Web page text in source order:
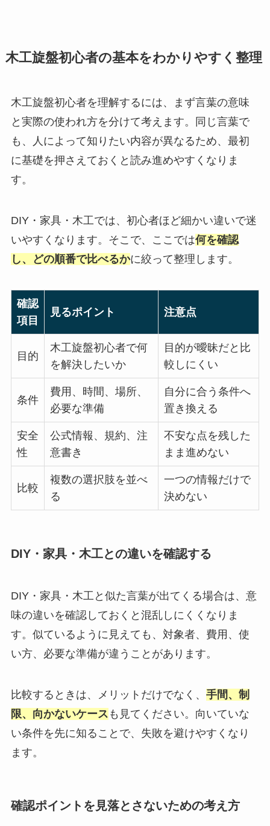
木工旋盤初心者の基本をわかりやすく整理
木工旋盤初心者を理解するには、まず言葉の意味
と実際の使われ方を分けて考えます。同じ言葉で
も、人によって知りたい内容が異なるため、最初
に基礎を押さえておくと読み進めやすくなりま
す。
DIY・家具・木工では、初心者ほど細かい違いで迷
いやすくなります。そこで、ここでは何を確認
し、どの順番で比べるかに絞って整理します。
確認
項目
見るポイント 注意点
目的
木工旋盤初心者で何
を解決したいか
目的が曖昧だと比
較しにくい
条件
費用、時間、場所、
必要な準備
自分に合う条件へ
置き換える
安全
性
公式情報、規約、注
意書き
不安な点を残した
まま進めない
比較
複数の選択肢を並べ
る
一つの情報だけで
決めない
DIY・家具・木工との違いを確認する
DIY・家具・木工と似た言葉が出てくる場合は、意
味の違いを確認しておくと混乱しにくくなりま
す。似ているように見えても、対象者、費用、使
い方、必要な準備が違うことがあります。
比較するときは、メリットだけでなく、 手間、制
限、向かないケース も見てください。向いていな
い条件を先に知ることで、失敗を避けやすくなり
ます。
確認ポイントを見落とさないための考え方